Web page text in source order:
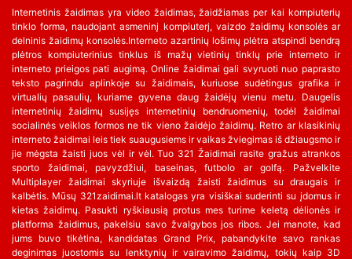
Internetinis žaidimas yra video žaidimas, žaidžiamas per kai kompiuterių
tinklo forma, naudojant asmeninį kompiuterį, vaizdo žaidimų konsolės ar
delninis žaidimų konsolės.Interneto azartinių lošimų plėtra atspindi bendrą
plėtros kompiuterinius tinklus iš mažų vietinių tinklų prie interneto ir
interneto prieigos pati augimą. Online žaidimai gali svyruoti nuo paprasto
teksto pagrindu aplinkoje su žaidimais, kuriuose sudėtingus grafika ir
virtualių pasaulių, kuriame gyvena daug žaidėjų vienu metu. Daugelis
internetinių žaidimų susijęs internetinių bendruomenių, todėl žaidimai
socialinės veiklos formos ne tik vieno žaidėjo žaidimų. Retro ar klasikinių
interneto žaidimai leis tiek suaugusiems ir vaikas žviegimas iš džiaugsmo ir
jie mėgsta žaisti juos vėl ir vėl. Tuo 321 Žaidimai rasite gražus atrankos
sporto žaidimai, pavyzdžiui, baseinas, futbolo ar golfą. Pažvelkite
Multiplayer žaidimai skyriuje išvaizdą žaisti žaidimus su draugais ir
kalbėtis. Mūsų 321zaidimai.lt katalogas yra visiškai suderinti su įdomus ir
kietas žaidimų. Pasukti ryškiausią protus mes turime keletą dėlionės ir
platforma žaidimus, pakelsiu savo žvalgybos jos ribos. Jei manote, kad
jums buvo tikėtina, kandidatas Grand Prix, pabandykite savo rankas
deginimas juostomis su lenktynių ir vairavimo žaidimų, tokių kaip 3D